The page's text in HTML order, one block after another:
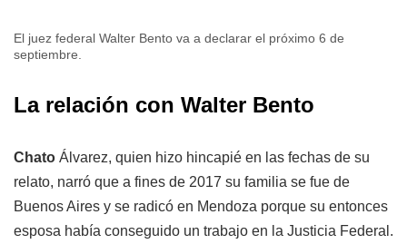
El juez federal Walter Bento va a declarar el próximo 6 de
septiembre.
La relación con Walter Bento
Chato Álvarez, quien hizo hincapié en las fechas de su
relato, narró que a fines de 2017 su familia se fue de
Buenos Aires y se radicó en Mendoza porque su entonces
esposa había conseguido un trabajo en la Justicia Federal.